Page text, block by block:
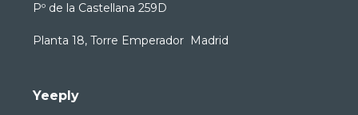
Pº de la Castellana 259D
Planta 18, Torre Emperador Madrid
Yeeply